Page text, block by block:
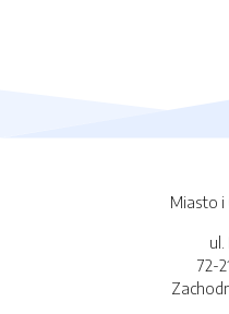
Miasto i
ul.
72-